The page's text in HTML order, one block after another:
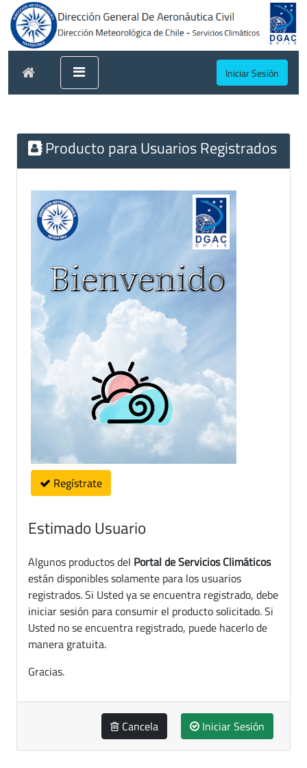
Iniciar Sesión
Producto para Usuarios Registrados
Regístrate
Estimado Usuario
Algunos productos del Portal de Servicios Climáticos
están disponibles solamente para los usuarios
registrados. Si Usted ya se encuentra registrado, debe
iniciar sesión para consumir el producto solicitado. Si
Usted no se encuentra registrado, puede hacerlo de
manera gratuita.
Gracias.
Cancela Iniciar Sesión